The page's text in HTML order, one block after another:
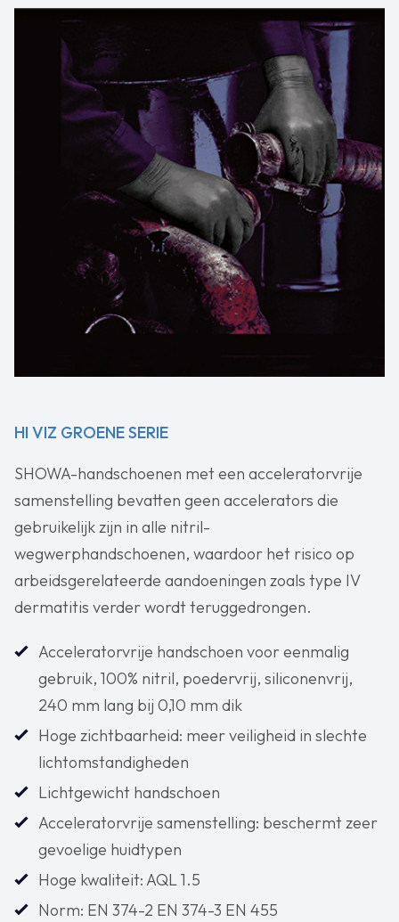
HI VIZ GROENE SERIE
SHOWA-handschoenen met een acceleratorvrije
samenstelling bevatten geen accelerators die
gebruikelijk zijn in alle nitril-
wegwerphandschoenen, waardoor het risico op
arbeidsgerelateerde aandoeningen zoals type IV
dermatitis verder wordt teruggedrongen.
Acceleratorvrije handschoen voor eenmalig
gebruik, 100% nitril, poedervrij, siliconenvrij,
240 mm lang bij 0,10 mm dik
Hoge zichtbaarheid: meer veiligheid in slechte
lichtomstandigheden
Lichtgewicht handschoen
Acceleratorvrije samenstelling: beschermt zeer
gevoelige huidtypen
Hoge kwaliteit: AQL 1.5
Norm: EN 374-2 EN 374-3 EN 455